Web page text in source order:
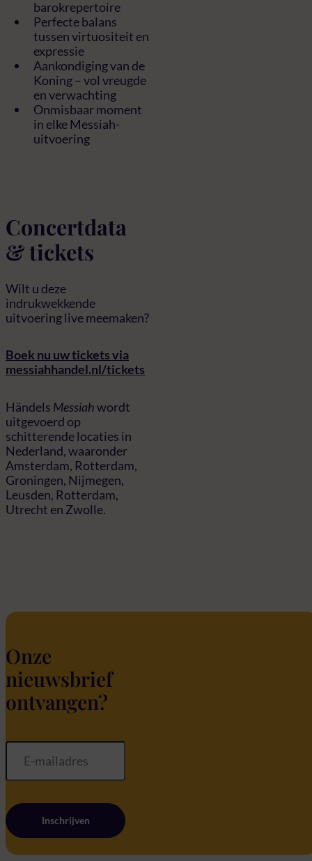
barokrepertoire
Perfecte balans
tussen virtuositeit en
expressie
Aankondiging van de
Koning – vol vreugde
en verwachting
Onmisbaar moment
in elke Messiah-
uitvoering
Concertdata
& tickets
Wilt u deze
indrukwekkende
uitvoering live meemaken?
Boek nu uw tickets via
messiahhandel.nl/tickets
Händels Messiahwordt
uitgevoerd op
schitterende locaties in
Nederland, waaronder
Amsterdam, Rotterdam,
Groningen, Nijmegen,
Leusden, Rotterdam,
Utrecht en Zwolle.
Onze
nieuwsbrief
ontvangen?
Inschrijven